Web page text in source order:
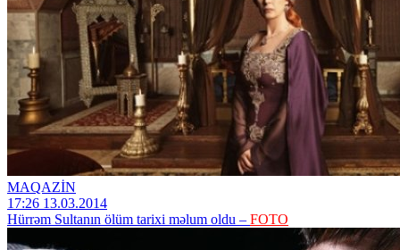
MAQAZİN
17:26 13.03.2014
Hürrəm Sultanın ölüm tarixi məlum oldu – FOTO